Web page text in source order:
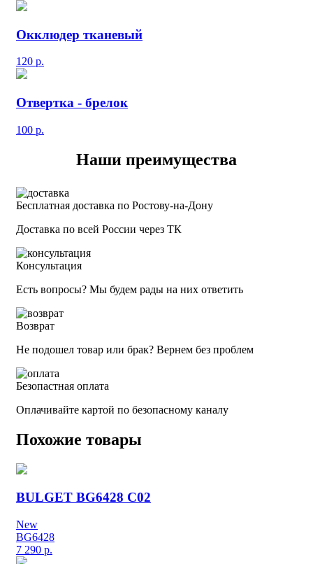
Окклюдер тканевый
120 р.
Отвертка - брелок
100 р.
Наши преимущества
Бесплатная доставка по Ростову-на-Дону
Доставка по всей России через ТК
Консультация
Есть вопросы? Мы будем рады на них ответить
Возврат
Не подошел товар или брак? Вернем без проблем
Безопастная оплата
Оплачивайте картой по безопасному каналу
Похожие товары
BULGET BG6428 C02
New
BG6428
7 290 р.